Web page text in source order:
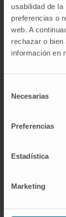
usabilidad de
preferencias o
web. A
rechazar o
información en
Necesarias
Preferencias
Estadística
Marketing
Además, la
aspartato
salud del
ya que
dañadas o
Clínica